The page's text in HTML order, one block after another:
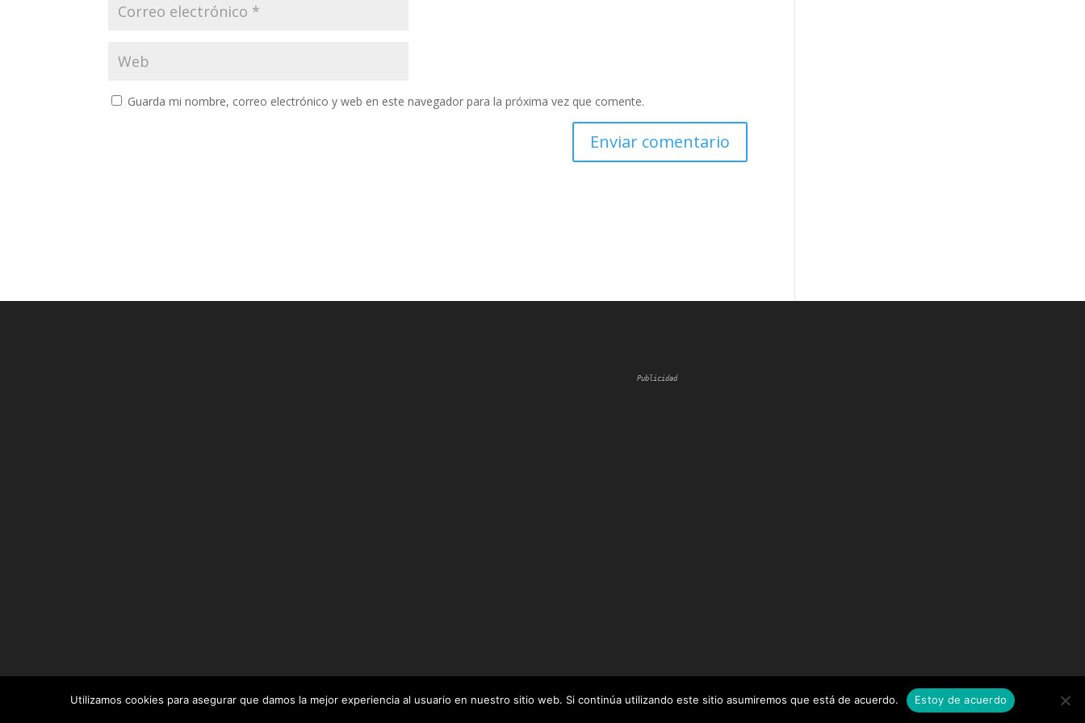
Guarda mi nombre, correo electrónico y web en este navegador para la próxima vez que comente.
Publicidad
Diseñado porElegant Themes| Desarrollado porWordPress
Utilizamos cookies para asegurar que damos la mejor experiencia al usuario en nuestro sitio web. Si continúa utilizando este sitio asumiremos que está de acuerdo. Estoy de acuerdo